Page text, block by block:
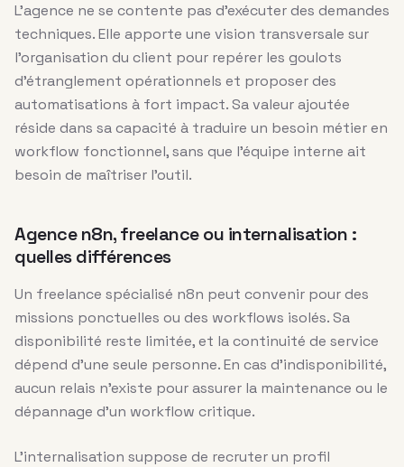
L’agence ne se contente pas d’exécuter des demandes
techniques. Elle apporte une vision transversale sur
l’organisation du client pour repérer les goulots
d’étranglement opérationnels et proposer des
automatisations à fort impact. Sa valeur ajoutée
réside dans sa capacité à traduire un besoin métier en
workflow fonctionnel, sans que l’équipe interne ait
besoin de maîtriser l’outil.
Agence n8n, freelance ou internalisation :
quelles différences
Un freelance spécialisé n8n peut convenir pour des
missions ponctuelles ou des workflows isolés. Sa
disponibilité reste limitée, et la continuité de service
dépend d’une seule personne. En cas d’indisponibilité,
aucun relais n’existe pour assurer la maintenance ou le
dépannage d’un workflow critique.
L’internalisation suppose de recruter un profil